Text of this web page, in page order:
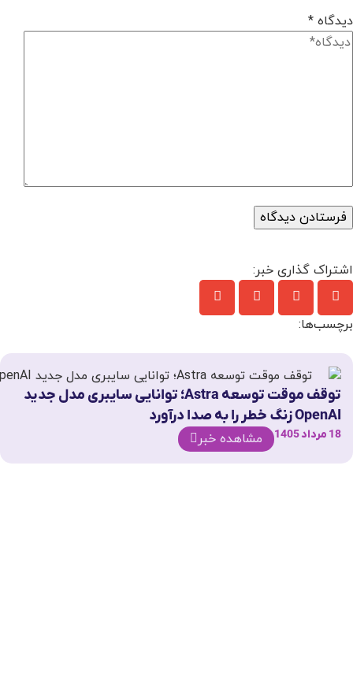
دیدگاه *
اشتراک گذاری خبر:
برچسب‌ها:
توقف موقت توسعه Astra؛ توانایی سایبری مدل جدید
OpenAI زنگ خطر را به صدا درآورد
18 مرداد 1405 مشاهده خبر